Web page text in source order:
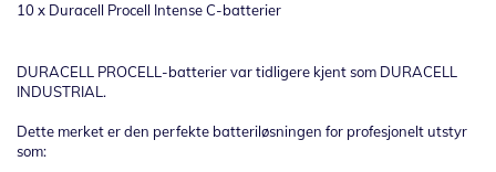
10 x Duracell Procell Intense C-batterier
DURACELL PROCELL-batterier var tidligere kjent som DURACELL
INDUSTRIAL.
Dette merket er den perfekte batteriløsningen for profesjonelt utstyr
som: